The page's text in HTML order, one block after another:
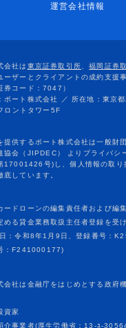
運営会社情報
ードローンの編集責任者および編
める貸金業務取扱主任者登録を受
：令和8年1月9日、登録番号：
：F241000177)
会社は金融庁をはじめとする政府
資家
介事業者(厚生労働省：13-ﾕ-